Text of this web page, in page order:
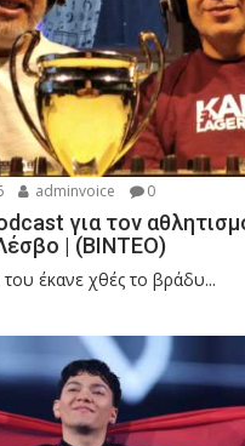
adminvoice 0
για τον
| (ΒΙΝΤΕΟ)
έκανε χθές το βράδυ...